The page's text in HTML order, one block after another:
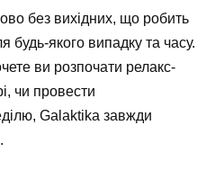
без вихідних, що робить
будь-якого випадку та часу.
ви розпочати релакс-
чи провести
Galaktika завжди